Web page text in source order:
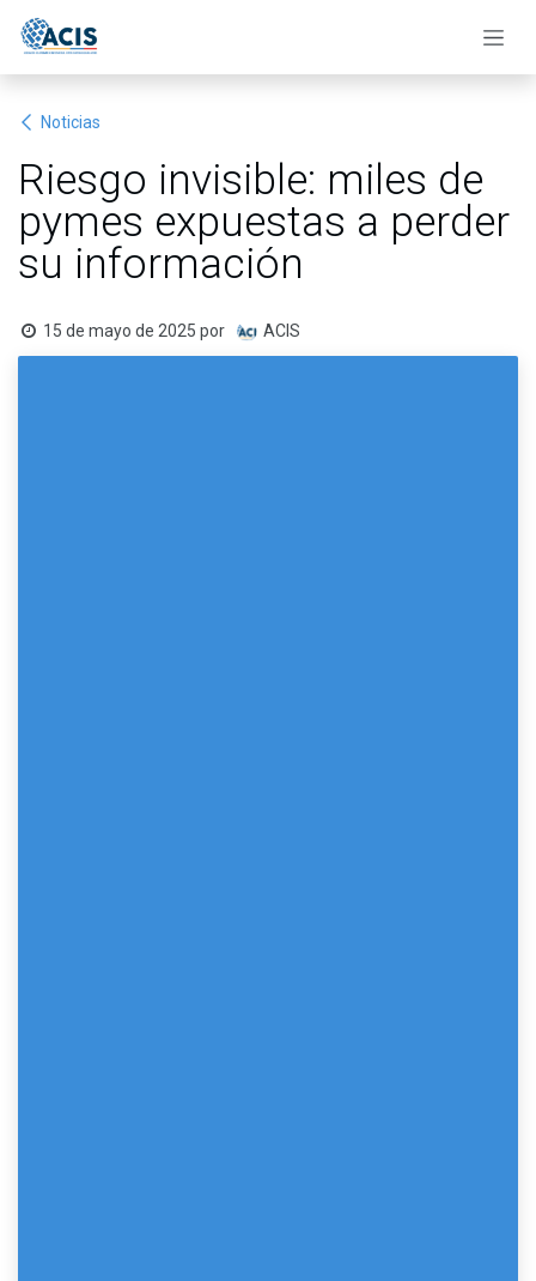
Noticias
Riesgo invisible: miles de
pymes expuestas a perder
su información
15 de mayo de 2025 por ACIS